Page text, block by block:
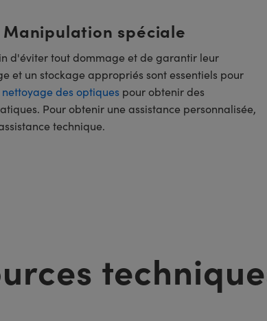
Manipulation spéciale
d'éviter tout dommage et de garantir leur
et un stockage appropriés sont essentiels pour
nettoyage des optiquespour obtenir des
Pour obtenir une assistance personnalisée,
technique.